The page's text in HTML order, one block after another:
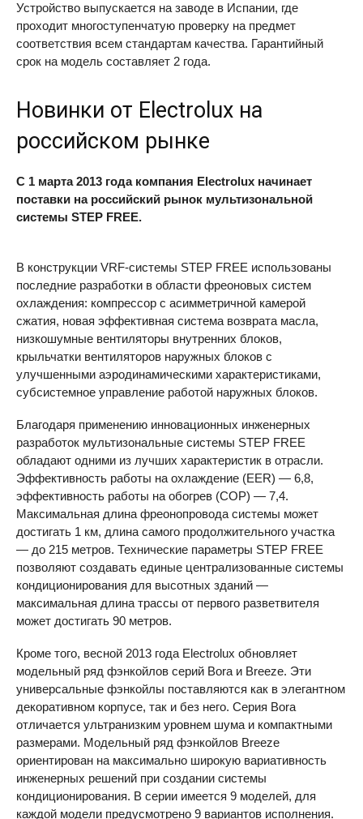
Устройство выпускается на заводе в Испании, где
проходит многоступенчатую проверку на предмет
соответствия всем стандартам качества. Гарантийный
срок на модель составляет 2 года.
Новинки от Electrolux на
российском рынке
С 1 марта 2013 года компания Electrolux начинает
поставки на российский рынок мультизональной
системы STEP FREE.
В конструкции VRF-системы STEP FREE использованы
последние разработки в области фреоновых систем
охлаждения: компрессор с асимметричной камерой
сжатия, новая эффективная система возврата масла,
низкошумные вентиляторы внутренних блоков,
крыльчатки вентиляторов наружных блоков с
улучшенными аэродинамическими характеристиками,
субсистемное управление работой наружных блоков.
Благодаря применению инновационных инженерных
разработок мультизональные системы STEP FREE
обладают одними из лучших характеристик в отрасли.
Эффективность работы на охлаждение (EER) — 6,8,
эффективность работы на обогрев (COP) — 7,4.
Максимальная длина фреонопровода системы может
достигать 1 км, длина самого продолжительного участка
— до 215 метров. Технические параметры STEP FREE
позволяют создавать единые централизованные системы
кондиционирования для высотных зданий —
максимальная длина трассы от первого разветвителя
может достигать 90 метров.
Кроме того, весной 2013 года Electrolux обновляет
модельный ряд фэнкойлов серий Bora и Breeze. Эти
универсальные фэнкойлы поставляются как в элегантном
декоративном корпусе, так и без него. Серия Bora
отличается ультранизким уровнем шума и компактными
размерами. Модельный ряд фэнкойлов Breeze
ориентирован на максимально широкую вариативность
инженерных решений при создании системы
кондиционирования. В серии имеется 9 моделей, для
каждой модели предусмотрено 9 вариантов исполнения.